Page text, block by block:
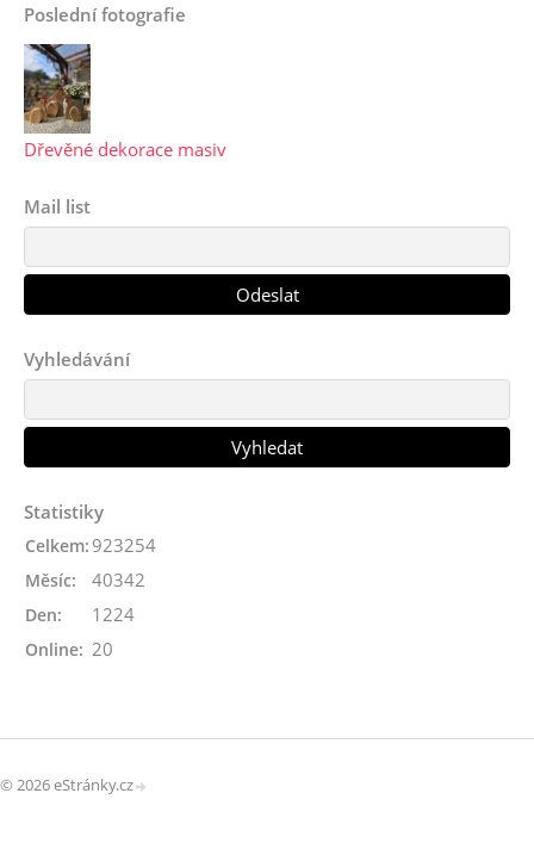
Poslední fotografie
Dřevěné dekorace masiv
Mail list
Vyhledávání
Statistiky
Online: 20
Celkem: 923254
Měsíc: 40342
Den: 1224
© 2026 eStránky.cz